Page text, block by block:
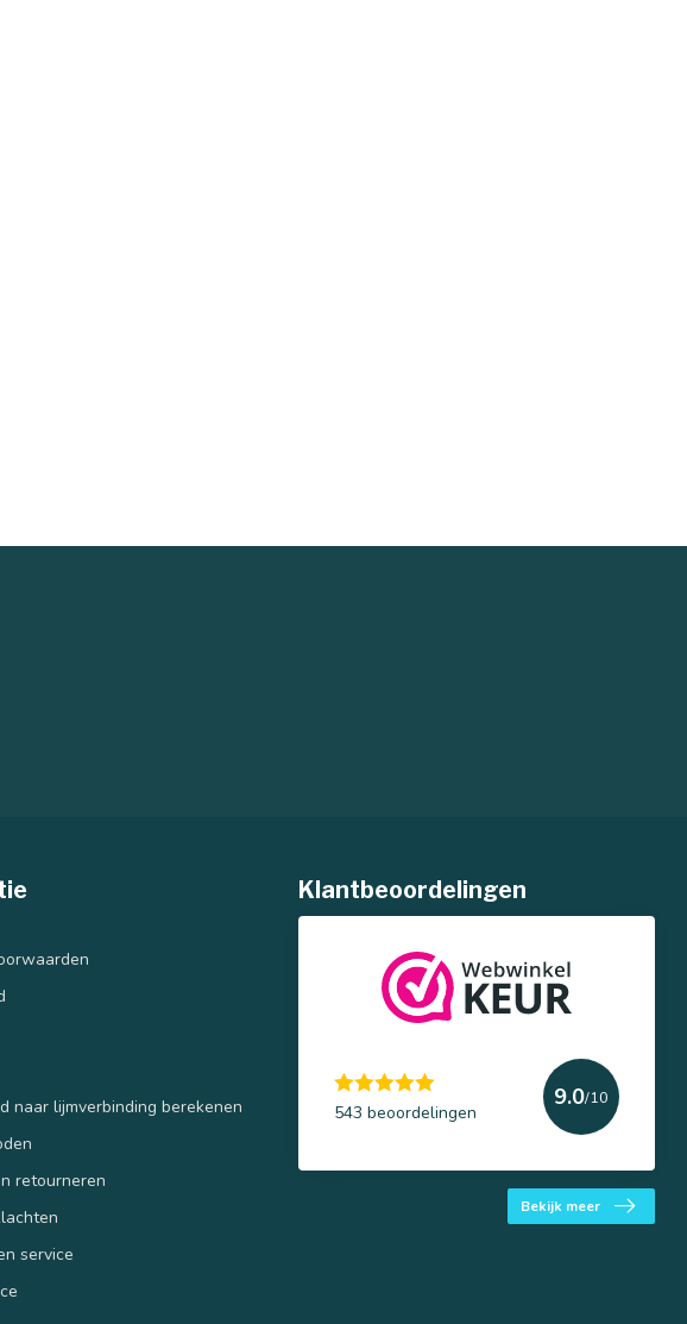
naar lijmverbinding berekenen
retourneren
service
Klantbeoordelingen
543 beoordelingen
9.0/10
Bekijk meer